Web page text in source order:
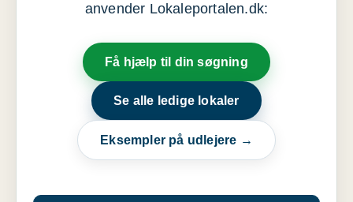
anvender Lokaleportalen.dk:
Få hjælp til din søgning
Se alle ledige lokaler
Eksempler på udlejere →